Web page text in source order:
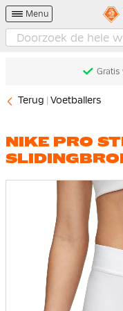
Menu
Gratis
Terug Voetballers
NIKE PRO